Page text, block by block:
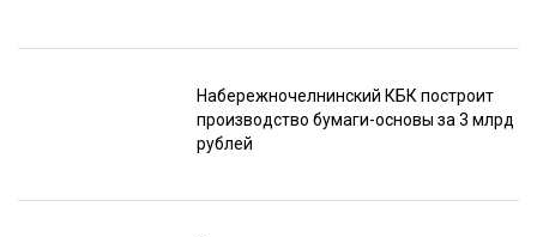
Набережночелнинский КБК построит
производство бумаги-основы за 3 млрд
рублей